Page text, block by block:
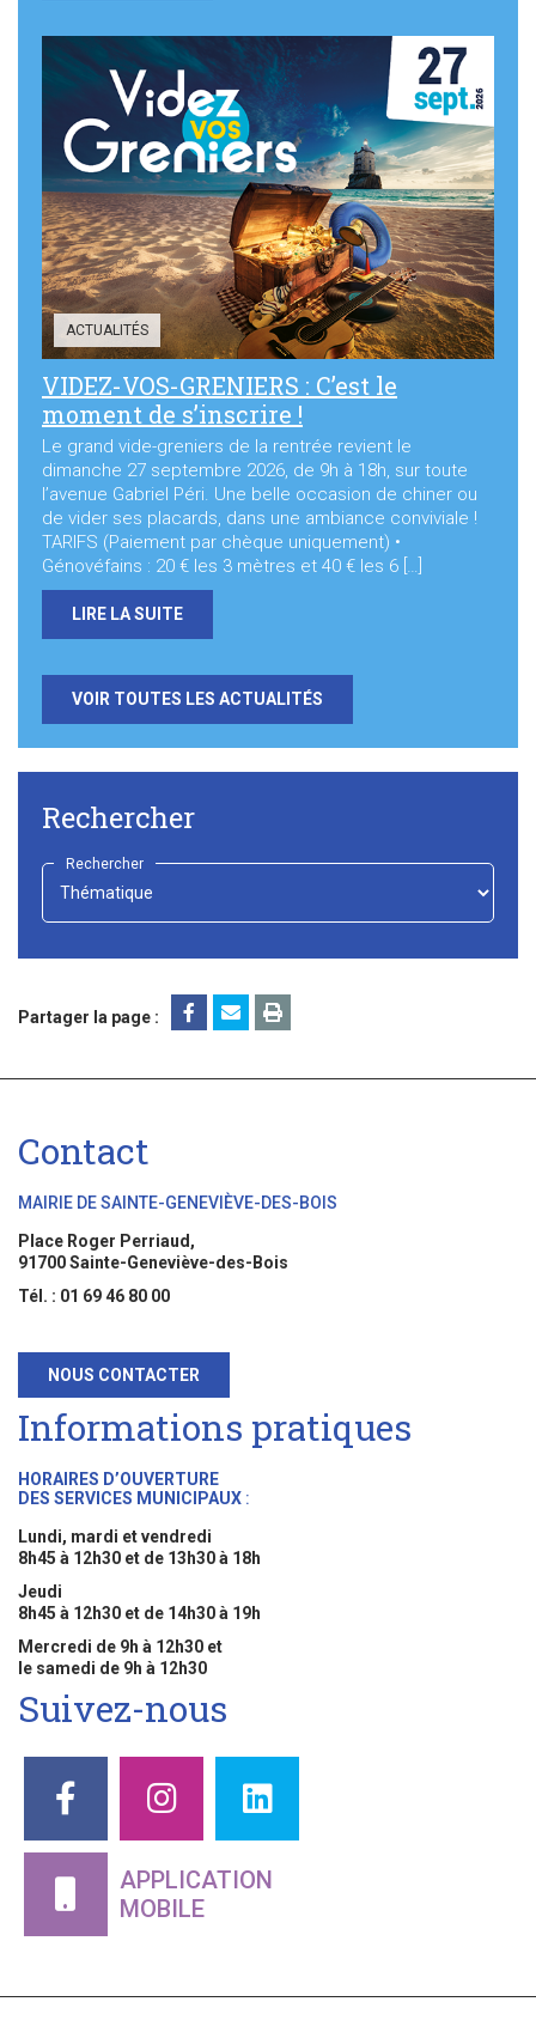
ACTUALITÉS
VIDEZ-VOS-GRENIERS : C’est le
moment de s’inscrire !
Le grand vide-greniers de la rentrée revient le
dimanche 27 septembre 2026, de 9h à 18h, sur toute
l’avenue Gabriel Péri. Une belle occasion de chiner ou
de vider ses placards, dans une ambiance conviviale !
TARIFS (Paiement par chèque uniquement) •
Génovéfains : 20 € les 3 mètres et 40 € les 6 […]
LIRE LA SUITE
VOIR TOUTES LES ACTUALITÉS
Rechercher
Rechercher
Choisir
Partager la page :
Contact
MAIRIE DE SAINTE-GENEVIÈVE-DES-BOIS
Place Roger Perriaud,
91700 Sainte-Geneviève-des-Bois
Tél. : 01 69 46 80 00
NOUS CONTACTER
Informations pratiques
HORAIRES D’OUVERTURE
DES SERVICES MUNICIPAUX :
Lundi, mardi et vendredi
8h45 à 12h30 et de 13h30 à 18h
Jeudi
8h45 à 12h30 et de 14h30 à 19h
Mercredi de 9h à 12h30 et
le samedi de 9h à 12h30
Suivez-nous
APPLICATION
MOBILE